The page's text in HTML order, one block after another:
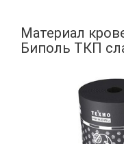
Материал
Биполь ТКП